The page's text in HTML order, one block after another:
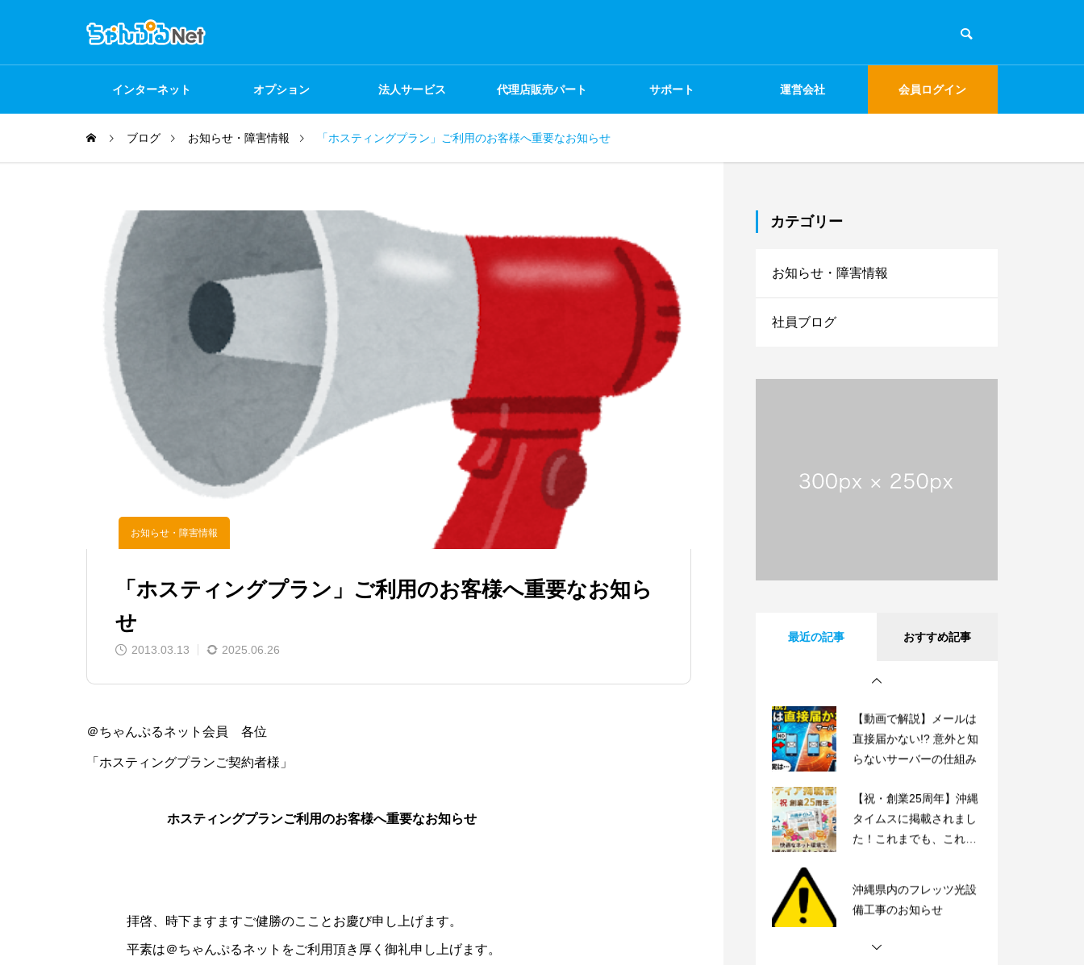
インターネット オプション 法人サービス 代理店販売パート
ナー
サポート 運営会社 会員ログイン
ブログ お知らせ・障害情報 「ホスティングプラン」ご利用のお客様へ重要なお知らせ
お知らせ・障害情報
「ホスティングプラン」ご利用のお客様へ重要なお知ら
せ
2013.03.13 2025.06.26
＠ちゃんぷるネット会員 各位
「ホスティングプランご契約者様」
ホスティングプランご利用のお客様へ重要なお知らせ
拝啓、時下ますますご健勝のこことお慶び申し上げます。
平素は＠ちゃんぷるネットをご利用頂き厚く御礼申し上げます。
カテゴリー
お知らせ・障害情報
社員ブログ
最近の記事 おすすめ記事
【祝・創業25周年】沖縄
タイムスに掲載されまし
備工事のお知らせ
【動画で解説】Outlook
【動画で解説】メールは
直接届かない!? 意外と知
らないサーバーの仕組み
【祝・創業25周年】沖縄
タイムスに掲載されまし
た！これまでも、これか
沖縄県内のフレッツ光設
備工事のお知らせ